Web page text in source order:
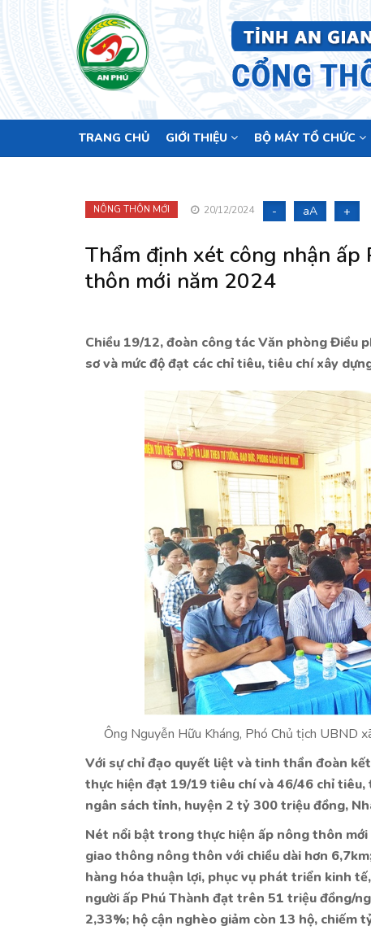
Main
navigation
TRANG CHỦ GIỚI THIỆU BỘ MÁY TỔ CHỨC
NÔNG THÔN MỚI 20/12/2024 - aA +
Thẩm định xét công nhận ấp
thôn mới năm 2024
Chiều 19/12, đoàn công tác Văn phòng Điều
sơ và mức độ đạt các chỉ tiêu, tiêu chí xây
Ông Nguyễn Hữu Kháng, Phó Chủ tịch UBND
Với sự chỉ đạo quyết liệt và tinh thần đoàn
thực hiện đạt 19/19 tiêu chí và 46/46 chỉ
ngân sách tỉnh, huyện 2 tỷ 300 triệu đồng,
Nét nổi bật trong thực hiện ấp nông thôn
giao thông nông thôn với chiều dài hơn
hàng hóa thuận lợi, phục vụ phát triển kinh
người ấp Phú Thành đạt trên 51 triệu đồng/
2,33%; hộ cận nghèo giảm còn 13 hộ, chiếm